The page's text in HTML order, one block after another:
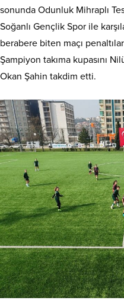
sonunda Odunluk Mihraplı
Soğanlı Gençlik Spor ile
berabere biten maçı
Şampiyon takıma kupasını
Okan Şahin takdim etti.